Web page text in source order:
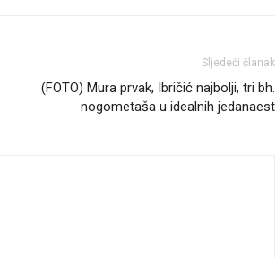
Sljedeći članak
(FOTO) Mura prvak, Ibričić najbolji, tri bh.
nogometaša u idealnih jedanaest